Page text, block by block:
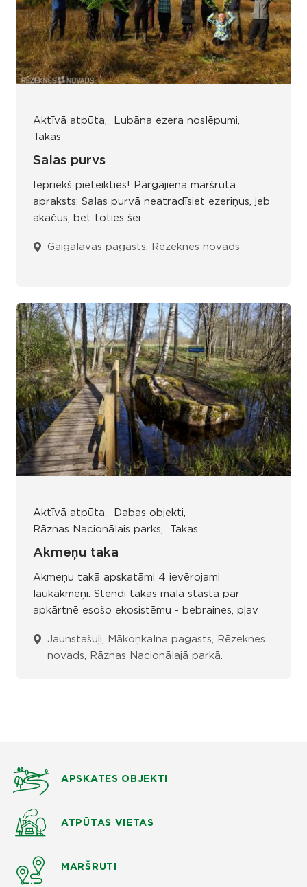
Aktīvā atpūta
Lubāna ezera noslēpumi
Takas
Salas purvs
Iepriekš pieteikties! Pārgājiena maršruta
apraksts: Salas purvā neatradīsiet ezeriņus, jeb
akačus, bet toties šei
Gaigalavas pagasts, Rēzeknes novads
Aktīvā atpūta
Dabas objekti
Rāznas Nacionālais parks
Takas
Akmeņu taka
Akmeņu takā apskatāmi 4 ievērojami
laukakmeņi. Stendi takas malā stāsta par
apkārtnē esošo ekosistēmu - bebraines, pļav
Jaunstašuļi, Mākoņkalna pagasts, Rēzeknes
novads, Rāznas Nacionālajā parkā.
APSKATES OBJEKTI
ATPŪTAS VIETAS
MARŠRUTI